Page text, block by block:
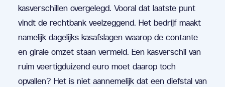
kasverschillen overgelegd. Vooral dat laatste punt
vindt de rechtbank veelzeggend. Het bedrijf maakt
namelijk dagelijks kasafslagen waarop de contante
en girale omzet staan vermeld. Een kasverschil van
ruim veertigduizend euro moet daarop toch
opvallen? Het is niet aannemelijk dat een diefstal van